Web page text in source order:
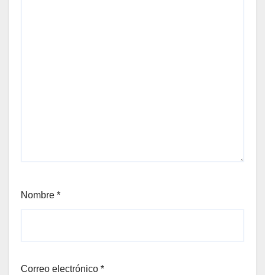
Nombre *
Correo electrónico *